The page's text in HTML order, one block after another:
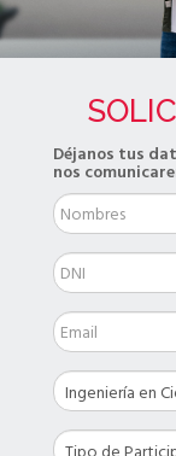
Déjanos tus
nos